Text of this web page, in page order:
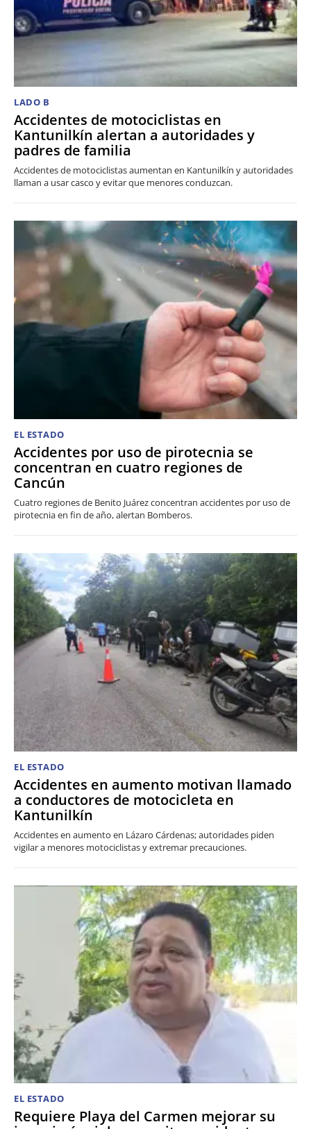
LADO B
Accidentes de motociclistas en
Kantunilkín alertan a autoridades y
padres de familia
Accidentes de motociclistas aumentan en Kantunilkín y autoridades
llaman a usar casco y evitar que menores conduzcan.
EL ESTADO
Accidentes por uso de pirotecnia se
concentran en cuatro regiones de
Cancún
Cuatro regiones de Benito Juárez concentran accidentes por uso de
pirotecnia en fin de año, alertan Bomberos.
EL ESTADO
Accidentes en aumento motivan llamado
a conductores de motocicleta en
Kantunilkín
Accidentes en aumento en Lázaro Cárdenas; autoridades piden
vigilar a menores motociclistas y extremar precauciones.
EL ESTADO
Requiere Playa del Carmen mejorar su